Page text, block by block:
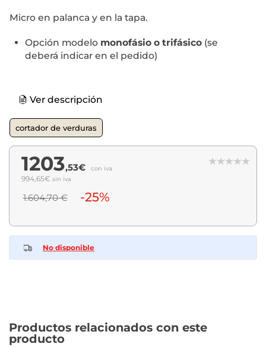
Micro en palanca y en la tapa.
Opción modelo monofásio o trifásico (se
deberá indicar en el pedido)
Ver descripción
cortador de verduras
1203,53€ con iva
994,65€ sin iva
1.604,70 € -25%
No disponible
Productos relacionados con este
producto